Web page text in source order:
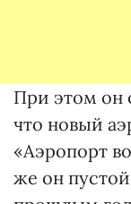
При этом он
что новый
«Аэропорт
же он